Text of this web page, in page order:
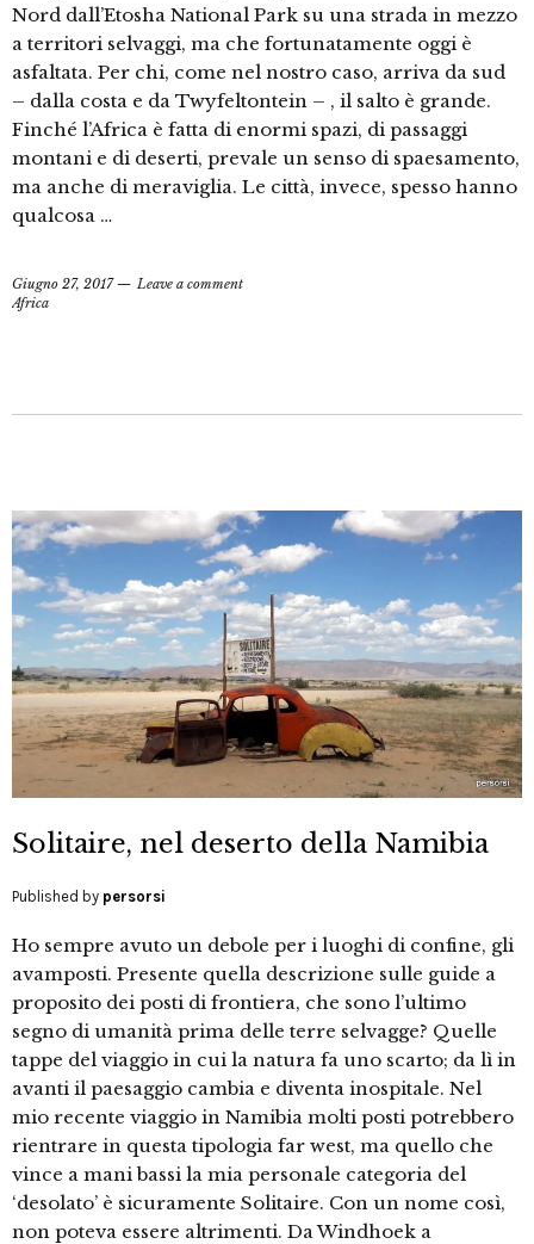
Nord dall’Etosha National Park su una strada in mezzo
a territori selvaggi, ma che fortunatamente oggi è
asfaltata. Per chi, come nel nostro caso, arriva da sud
– dalla costa e da Twyfeltontein – , il salto è grande.
Finché l’Africa è fatta di enormi spazi, di passaggi
montani e di deserti, prevale un senso di spaesamento,
ma anche di meraviglia. Le città, invece, spesso hanno
qualcosa …
Giugno 27, 2017
Leave a comment
Africa
Solitaire, nel deserto della Namibia
Published by persorsi
Ho sempre avuto un debole per i luoghi di confine, gli
avamposti. Presente quella descrizione sulle guide a
proposito dei posti di frontiera, che sono l’ultimo
segno di umanità prima delle terre selvagge? Quelle
tappe del viaggio in cui la natura fa uno scarto; da lì in
avanti il paesaggio cambia e diventa inospitale. Nel
mio recente viaggio in Namibia molti posti potrebbero
rientrare in questa tipologia far west, ma quello che
vince a mani bassi la mia personale categoria del
‘desolato’ è sicuramente Solitaire. Con un nome così,
non poteva essere altrimenti. Da Windhoek a